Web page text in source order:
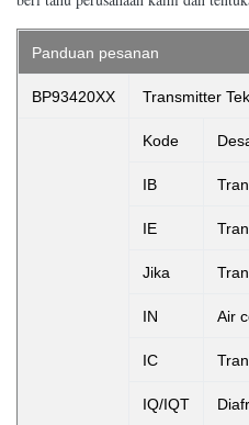
Panduan pesanan
BP93420XX Transmitter
Kode
IB
IE
Jika
IN Air
IC
IQ/IQT